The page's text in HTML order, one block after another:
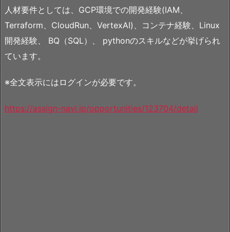
人材要件としては、GCP環境での開発経験(IAM、
Terraform、CloudRun、VertexAI)、コンテナ経験、Linux
開発経験、 BQ（SQL）、 pythonのスキルなどが挙げられ
ています。
※全文表示にはログインが必要です。
https://assign-navi.jp/opportunities/123704/detail